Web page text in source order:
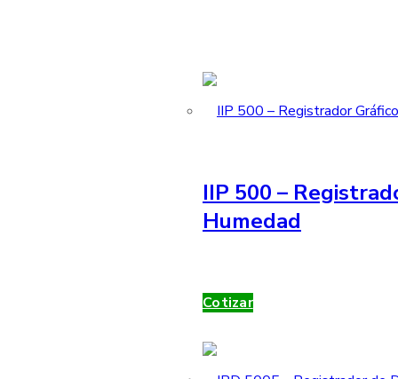
IIP 500 –
Humedad
Cotizar